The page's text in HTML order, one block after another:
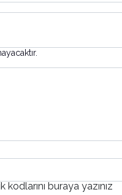
kodlarını buraya yazınız